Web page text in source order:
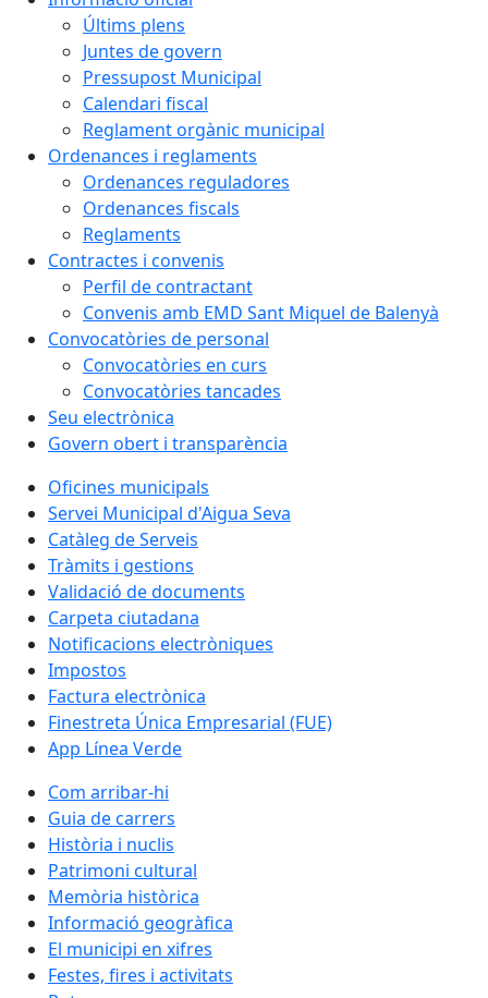
Últims plens
Juntes de govern
Pressupost Municipal
Calendari fiscal
Reglament orgànic municipal
Ordenances i reglaments
Ordenances reguladores
Ordenances fiscals
Reglaments
Contractes i convenis
Perfil de contractant
Convenis amb EMD Sant Miquel de Balenyà
Convocatòries de personal
Convocatòries en curs
Convocatòries tancades
Seu electrònica
Govern obert i transparència
Oficines municipals
Servei Municipal d'Aigua Seva
Catàleg de Serveis
Tràmits i gestions
Validació de documents
Carpeta ciutadana
Notificacions electròniques
Impostos
Factura electrònica
Finestreta Única Empresarial (FUE)
App Línea Verde
Com arribar-hi
Guia de carrers
Història i nuclis
Patrimoni cultural
Memòria històrica
Informació geogràfica
El municipi en xifres
Festes, fires i activitats